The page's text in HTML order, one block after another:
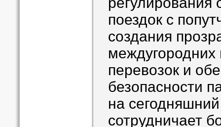
поездок с
создания
междугородних
перевозок и
безопасности
на
сотрудничает